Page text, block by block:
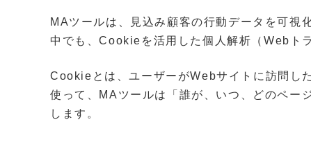
MAツールは、見込み顧客の行動データを可視
中でも、Cookieを活用した個人解析（Webト
Cookieとは、ユーザーがWebサイトに訪問し
使って、MAツールは「誰が、いつ、どのペー
します。